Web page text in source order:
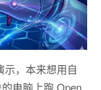
，本来想用自
电脑上跑 Open